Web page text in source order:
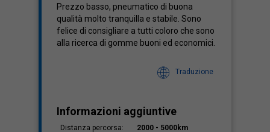
Prezzo basso, pneumatico di buona
qualità molto tranquilla e stabile. Sono
felice di consigliare a tutti coloro che sono
alla ricerca di gomme buoni ed economici.
Traduzione
Informazioni aggiuntive
Distanza percorsa:
2000 - 5000km